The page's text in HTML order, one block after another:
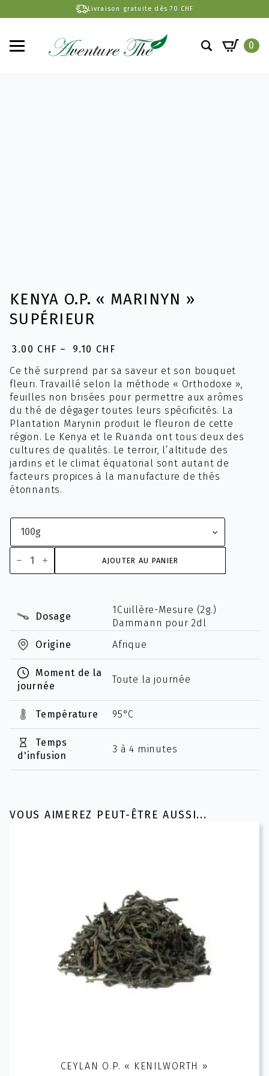
Livraison gratuite dès 70 CHF
0
KENYA O.P. « MARINYN »
SUPÉRIEUR
3.00 CHF – 9.10 CHF
Plage
de
prix :
3.00 CHF
à
9.10 CHF
Ce thé surprend par sa saveur et son bouquet
fleuri. Travaillé selon la méthode « Orthodoxe »,
feuilles non brisées pour permettre aux arômes
du thé de dégager toutes leurs spécificités. La
Plantation Marynin produit le fleuron de cette
région. Le Kenya et le Ruanda ont tous deux des
cultures de qualités. Le terroir, l’altitude des
jardins et le climat équatorial sont autant de
facteurs propices à la manufacture de thés
étonnants.
quantité
de
Kenya
AJOUTER AU PANIER
Dosage
1Cuillère-Mesure (2g.)
Dammann pour 2dl
Origine
Afrique
Moment de la
journée
Toute la journée
Température 95°C
Temps
d'infusion
3 à 4 minutes
VOUS AIMEREZ PEUT-ÊTRE AUSSI...
CEYLAN O.P. « KENILWORTH »